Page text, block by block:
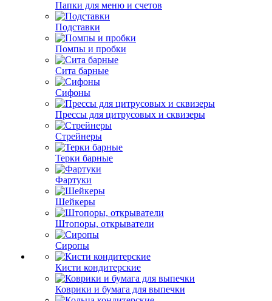
Папки для меню и счетов
Подставки
Помпы и пробки
Сита барные
Сифоны
Прессы для цитрусовых и сквизеры
Стрейнеры
Терки барные
Фартуки
Шейкеры
Штопоры, открыватели
Сиропы
Кисти кондитерские
Коврики и бумага для выпечки